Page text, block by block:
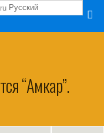
“Амкар”.
Русский